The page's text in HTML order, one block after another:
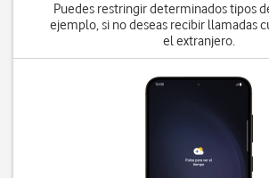
Puedes restringir determinados tipos
ejemplo, si no deseas recibir llamadas
el extranjero.